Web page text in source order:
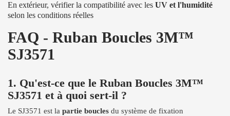
En extérieur, vérifier la compatibilité avec les UV et l'humidité
selon les conditions réelles
FAQ - Ruban Boucles 3M™
SJ3571
1. Qu'est-ce que le Ruban Boucles 3M™
SJ3571 et à quoi sert-il ?
Le SJ3571 est la partie boucles du système de fixation